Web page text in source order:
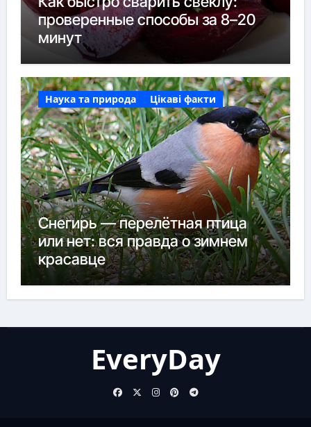
проверенные способы за 8–20
минут
Наука та природа Цікаві факти
Снегирь — перелётная птица
или нет: вся правда о зимнем
красавце
EveryDay